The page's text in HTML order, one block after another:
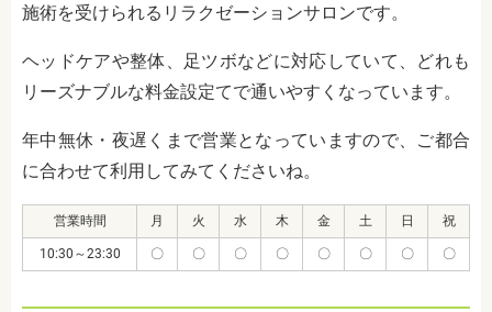
施術を受けられるリラクゼーションサロンです。
ヘッドケアや整体、足ツボなどに対応していて、どれも
リーズナブルな料金設定てで通いやすくなっています。
年中無休・夜遅くまで営業となっていますので、ご都合
に合わせて利用してみてくださいね。
営業時間 月 火 水 木 金 土 日 祝
10:30～23:30 〇 〇 〇 〇 〇 〇 〇 〇